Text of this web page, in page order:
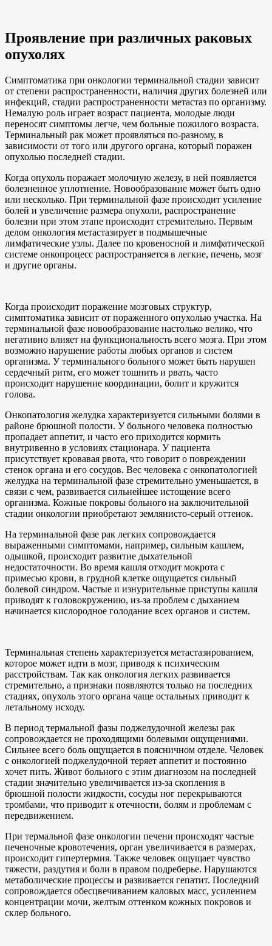
Проявление при различных раковых
опухолях
Симптоматика при онкологии терминальной стадии зависит
от степени распространенности, наличия других болезней или
инфекций, стадии распространенности метастаз по организму.
Немалую роль играет возраст пациента, молодые люди
переносят симптомы легче, чем больные пожилого возраста.
Терминальный рак может проявляться по-разному, в
зависимости от того или другого органа, который поражен
опухолью последней стадии.
Когда опухоль поражает молочную железу, в ней появляется
болезненное уплотнение. Новообразование может быть одно
или несколько. При терминальной фазе происходит усиление
болей и увеличение размера опухоли, распространение
болезни при этом этапе происходит стремительно. Первым
делом онкология метастазирует в подмышечные
лимфатические узлы. Далее по кровеносной и лимфатической
системе онкопроцесс распространяется в легкие, печень, мозг
и другие органы.
Когда происходит поражение мозговых структур,
симптоматика зависит от пораженного опухолью участка. На
терминальной фазе новообразование настолько велико, что
негативно влияет на функциональность всего мозга. При этом
возможно нарушение работы любых органов и систем
организма. У терминального больного может быть нарушен
сердечный ритм, его может тошнить и рвать, часто
происходит нарушение координации, болит и кружится
голова.
Онкопатология желудка характеризуется сильными болями в
районе брюшной полости. У больного человека полностью
пропадает аппетит, и часто его приходится кормить
внутривенно в условиях стационара. У пациента
присутствует кровавая рвота, что говорит о повреждении
стенок органа и его сосудов. Вес человека с онкопатологией
желудка на терминальной фазе стремительно уменьшается, в
связи с чем, развивается сильнейшее истощение всего
организма. Кожные покровы больного на заключительной
стадии онкологии приобретают землянисто-серый оттенок.
На терминальной фазе рак легких сопровождается
выраженными симптомами, например, сильным кашлем,
одышкой, происходит развитие дыхательной
недостаточности. Во время кашля отходит мокрота с
примесью крови, в грудной клетке ощущается сильный
болевой синдром. Частые и изнурительные приступы кашля
приводят к головокружению, из-за проблем с дыханием
начинается кислородное голодание всех органов и систем.
Терминальная степень характеризуется метастазированием,
которое может идти в мозг, приводя к психическим
расстройствам. Так как онкология легких развивается
стремительно, а признаки появляются только на последних
стадиях, опухоль этого органа чаще остальных приводит к
летальному исходу.
В период термальной фазы поджелудочной железы рак
сопровождается не проходящими болевыми ощущениями.
Сильнее всего боль ощущается в поясничном отделе. Человек
с онкологией поджелудочной теряет аппетит и постоянно
хочет пить. Живот больного с этим диагнозом на последней
стадии значительно увеличивается из-за скопления в
брюшной полости жидкости, сосуды ног перекрываются
тромбами, что приводит к отечности, болям и проблемам с
передвижением.
При термальной фазе онкологии печени происходят частые
печеночные кровотечения, орган увеличивается в размерах,
происходит гипертермия. Также человек ощущает чувство
тяжести, раздутия и боли в правом подреберье. Нарушаются
метаболические процессы и развивается гепатит. Последний
сопровождается обесцвечиванием каловых масс, усилением
концентрации мочи, желтым оттенком кожных покровов и
склер больного.